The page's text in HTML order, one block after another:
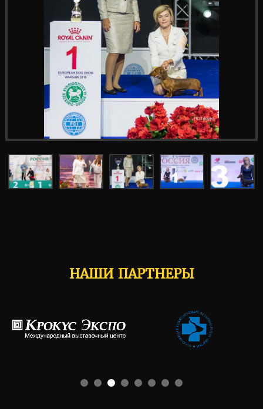
НАШИ ПАРТНЕРЫ